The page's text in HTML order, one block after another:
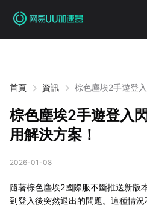
首頁 資訊
棕色塵埃2手遊登
棕色塵埃2手遊登入
用解決方案！
2026-01-08
隨著棕色塵埃2國際服不斷推送新版
到登入後突然退出的問題。這種情